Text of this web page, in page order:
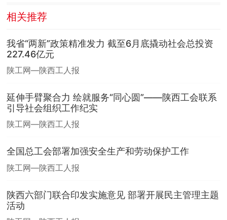
相关推荐
我省“两新”政策精准发力 截至6月底撬动社会总投资
227.46亿元
陕工网—陕西工人报
延伸手臂聚合力 绘就服务“同心圆”——陕西工会联系
引导社会组织工作纪实
陕工网—陕西工人报
全国总工会部署加强安全生产和劳动保护工作
陕工网—陕西工人报
陕西六部门联合印发实施意见 部署开展民主管理主题
活动